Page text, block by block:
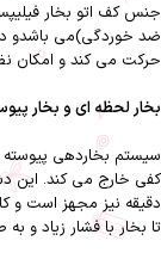
ضد خوردگی)می باشدو
حرکت می کند و امکان
بخار لحظه ای و بخار
دقیقه نیز مجهز است و
تا بخار با فشار زیاد و